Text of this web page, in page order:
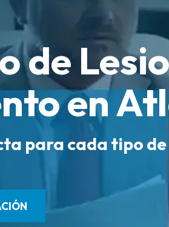
de
en
para cada tipo de